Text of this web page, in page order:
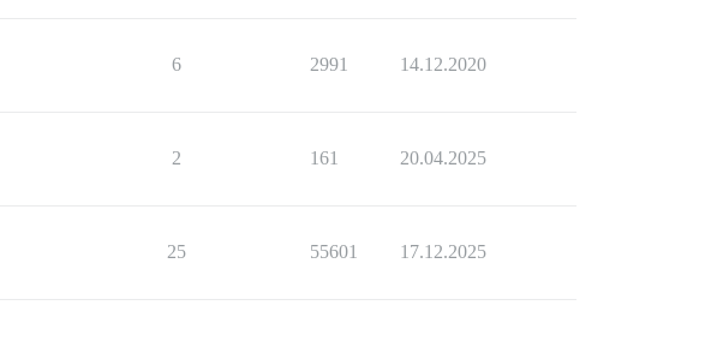
6 2991 14.12.2020
2 161 20.04.2025
25 55601 17.12.2025